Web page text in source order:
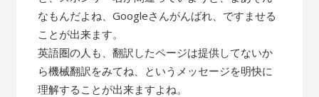
なもんだよね、Googleさんがんばれ、ですませる
ことが出来ます。
英語圏の人も、翻訳したページは提供してないか
ら機械翻訳をみてね、というメッセージを明快に
理解することが出来ますよね。